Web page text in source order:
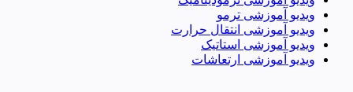
ویدیو آموزشی ترمو
ویدیو آموزشی انتقال حرارت
ویدیو آموزشی استاتیک
ویدیو آموزشی ارتعاشات